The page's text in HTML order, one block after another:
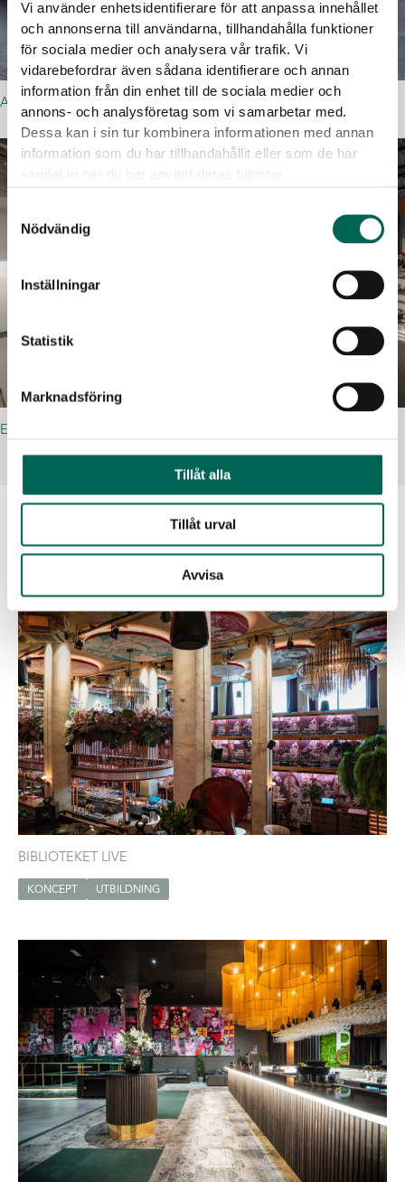
Vi använder enhetsidentifierare för att anpassa innehållet
och annonserna till användarna, tillhandahålla funktioner
för sociala medier och analysera vår trafik. Vi
vidarebefordrar även sådana identifierare och annan
information från din enhet till de sociala medier och
annons- och analysföretag som vi samarbetar med.
Dessa kan i sin tur kombinera informationen med annan
information som du har tillhandahållit eller som de har
samlat in när du har använt deras tjänster.
Nödvändig
Inställningar
Statistik
Marknadsföring
Tillåt alla
Tillåt urval
Avvisa
AKUSTIKDUK
ECOSUND® INDUSTRY
Relaterade referenser
BIBLIOTEKET LIVE
KONCEPT UTBILDNING